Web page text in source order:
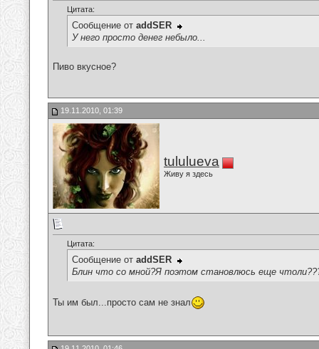
Цитата:
Сообщение от addSER
У него просто денег небыло...
Пиво вкусное?
19.11.2010, 01:39
tululueva
Живу я здесь
Цитата:
Сообщение от addSER
Блин что со мной?Я поэтом становлюсь еще
Ты им был...просто сам не знал